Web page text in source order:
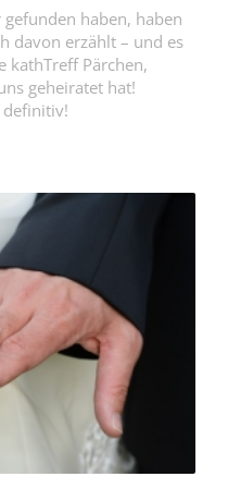
haben, haben
davon erzählt – und es
kathTreff Pärchen,
geheiratet hat!
definitiv!